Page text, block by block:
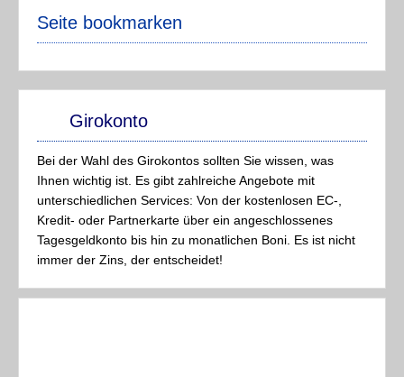
Seite bookmarken
Girokonto
Bei der Wahl des Girokontos sollten Sie wissen, was
Ihnen wichtig ist. Es gibt zahlreiche Angebote mit
unterschiedlichen Services: Von der kostenlosen EC-,
Kredit- oder Partnerkarte über ein angeschlossenes
Tagesgeldkonto bis hin zu monatlichen Boni. Es ist nicht
immer der Zins, der entscheidet!